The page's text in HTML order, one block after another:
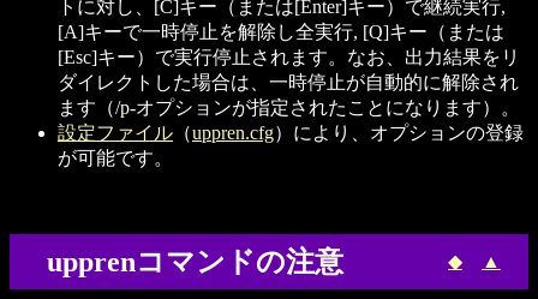
トに対し、[C]キー（または[Enter]キー）で継続実行,
[A]キーで一時停止を解除し全実行, [Q]キー（または
[Esc]キー）で実行停止されます。なお、出力結果をリ
ダイレクトした場合は、一時停止が自動的に解除され
ます（/p-オプションが指定されたことになります）。
設定ファイル （uppren.cfg）により、オプションの登録
が可能です。
upprenコマンドの注意 ◆ ▲